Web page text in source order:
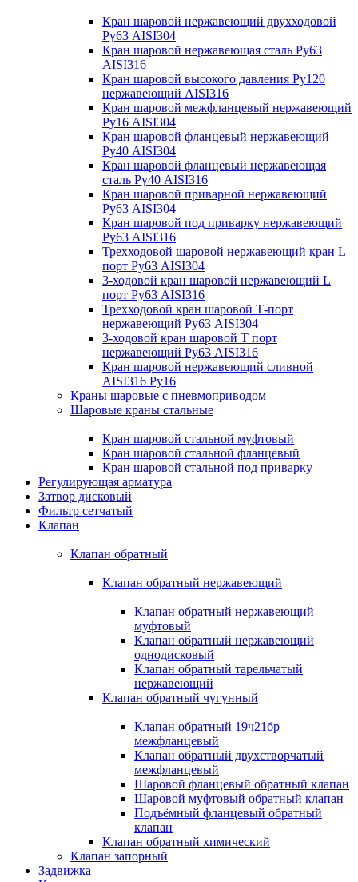
Кран шаровой нержавеющий двухходовой
Ру63 AISI304
Кран шаровой нержавеющая сталь Ру63
AISI316
Кран шаровой высокого давления Ру120
нержавеющий AISI316
Кран шаровой межфланцевый нержавеющий
Ру16 AISI304
Кран шаровой фланцевый нержавеющий
Ру40 AISI304
Кран шаровой фланцевый нержавеющая
сталь Ру40 AISI316
Кран шаровой приварной нержавеющий
Ру63 AISI304
Кран шаровой под приварку нержавеющий
Ру63 AISI316
Трехходовой шаровой нержавеющий кран L
порт Ру63 AISI304
3-ходовой кран шаровой нержавеющий L
порт Ру63 AISI316
Трехходовой кран шаровой Т-порт
нержавеющий Ру63 AISI304
3-ходовой кран шаровой Т порт
нержавеющий Ру63 AISI316
Кран шаровой нержавеющий сливной
AISI316 Ру16
Краны шаровые с пневмоприводом
Шаровые краны стальные
Кран шаровой стальной муфтовый
Кран шаровой стальной фланцевый
Кран шаровой стальной под приварку
Регулирующая арматура
Затвор дисковый
Фильтр сетчатый
Клапан
Клапан обратный
Клапан обратный нержавеющий
Клапан обратный нержавеющий
муфтовый
Клапан обратный нержавеющий
однодисковый
Клапан обратный тарельчатый
нержавеющий
Клапан обратный чугунный
Клапан обратный 19ч21бр
межфланцевый
Клапан обратный двухстворчатый
межфланцевый
Шаровой фланцевый обратный клапан
Шаровой муфтовый обратный клапан
Подъёмный фланцевый обратный
клапан
Клапан обратный химический
Клапан запорный
Задвижка